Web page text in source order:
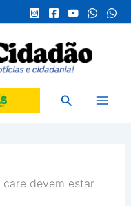
Pesquisar
devem estar